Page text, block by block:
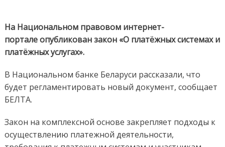
и
новый
На Национальном правовом интернет-
портале опубликован закон «О платёжных системах и
платёжных услугах».
В Национальном банке Беларуси рассказали, что
будет регламентировать новый документ, сообщает
БЕЛТА.
Закон на комплексной основе закрепляет подходы к
осуществлению платежной деятельности,